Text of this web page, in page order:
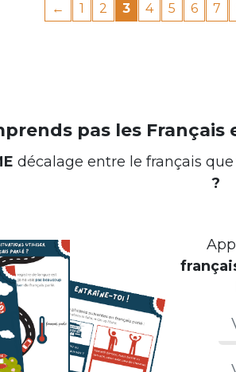
← 1 2 3 4 5 6 7
pas les
décalage entre le français
?